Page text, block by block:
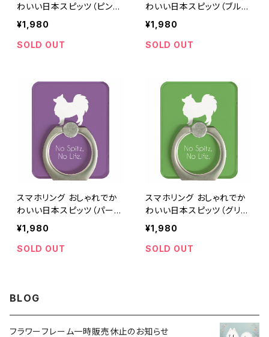
わいい日本スピッツ（ピン
ク・単色）
¥1,980
SOLD OUT
わいい日本スピッツ（ブルー
／水色・単色）
¥1,980
SOLD OUT
スマホリング おしゃれでか
わいい日本スピッツ（パープ
ル／紫・単色）
¥1,980
SOLD OUT
スマホリング おしゃれでか
わいい日本スピッツ（グリー
ン／緑・単色）
¥1,980
SOLD OUT
BLOG
フラワーフレーム一時販売休止のお知らせ